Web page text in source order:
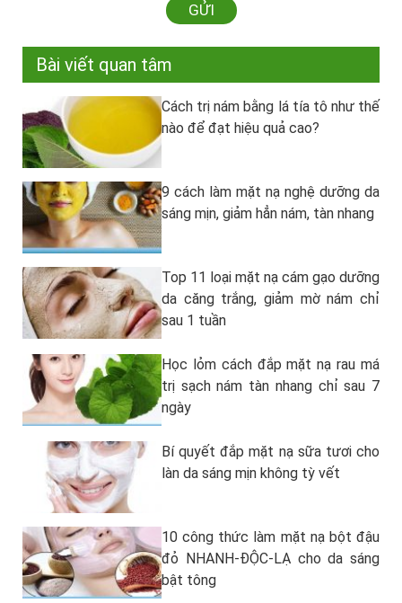
GỬI
Bài viết quan tâm
Cách trị nám bằng lá tía tô như thế
nào để đạt hiệu quả cao?
9 cách làm mặt nạ nghệ dưỡng da
sáng mịn, giảm hẳn nám, tàn nhang
Top 11 loại mặt nạ cám gạo dưỡng
da căng trắng, giảm mờ nám chỉ
sau 1 tuần
Học lỏm cách đắp mặt nạ rau má
trị sạch nám tàn nhang chỉ sau 7
ngày
Bí quyết đắp mặt nạ sữa tươi cho
làn da sáng mịn không tỳ vết
10 công thức làm mặt nạ bột đậu
đỏ NHANH-ĐỘC-LẠ cho da sáng
bật tông